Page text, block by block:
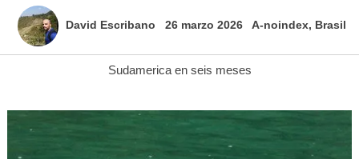
David Escribano 26 marzo 2026 A-noindex, Brasil
Sudamerica en seis meses